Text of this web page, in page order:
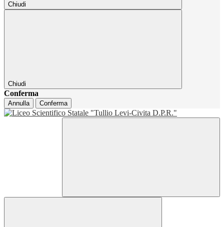
Chiudi
Chiudi
Conferma
Annulla Conferma